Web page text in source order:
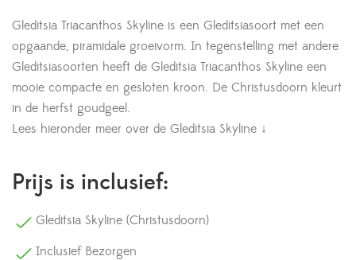
Gleditsia Triacanthos Skyline is een Gleditsiasoort met een
opgaande, piramidale groeivorm. In tegenstelling met andere
Gleditsiasoorten heeft de Gleditsia Triacanthos Skyline een
mooie compacte en gesloten kroon. De Christusdoorn kleurt
in de herfst goudgeel.
Lees hieronder meer over de Gleditsia Skyline ↓
Prijs is inclusief:
Gleditsia Skyline (Christusdoorn)
Inclusief Bezorgen